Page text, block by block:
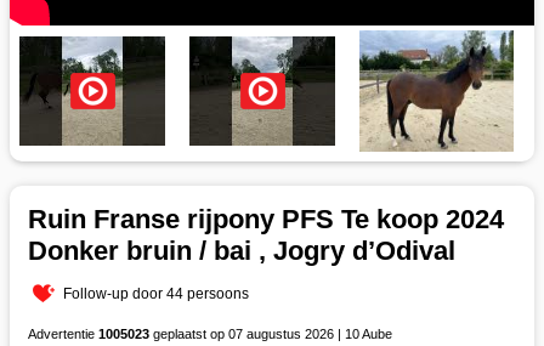
Ruin Franse rijpony PFS Te koop 2024
Donker bruin / bai , Jogry d’Odival
Follow-up door 44 persoons
Advertentie 1005023 geplaatst op 07 augustus 2026 | 10 Aube